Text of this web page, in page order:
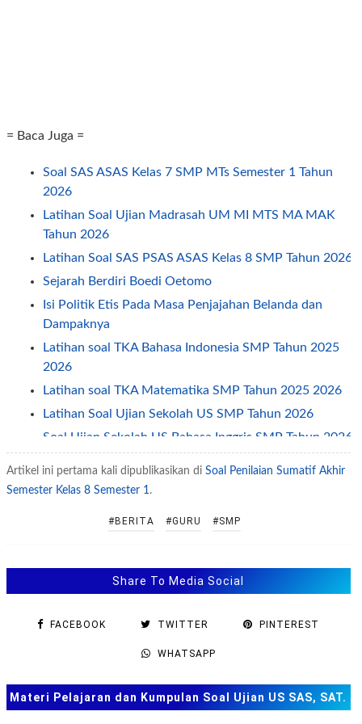
= Baca Juga =
Soal SAS ASAS Kelas 7 SMP MTs Semester 1 Tahun
2026
Latihan Soal Ujian Madrasah UM MI MTS MA MAK
Tahun 2026
Latihan Soal SAS PSAS ASAS Kelas 8 SMP Tahun 2026
Sejarah Berdiri Boedi Oetomo
Isi Politik Etis Pada Masa Penjajahan Belanda dan
Dampaknya
Latihan soal TKA Bahasa Indonesia SMP Tahun 2025
2026
Latihan soal TKA Matematika SMP Tahun 2025 2026
Latihan Soal Ujian Sekolah US SMP Tahun 2026
Soal Ujian Sekolah US Bahasa Inggris SMP Tahun 2026
Soal Sumatif Tengah Semester STS PTS Semester 1
Latihan Soal US USP SMP tahun 2026
Latihan Soal OSN SMP Tahun 2025 2026
Soal Penilaian Sumatif Akhir Tahun SMP MTS Kelas 8
Tahun 2025
Soal Penilaian Sumatif Akhir Tahun SMP MTS Kelas 8
Tahun 2024
Artikel ini pertama kali dipublikasikan di Soal Penilaian Sumatif Akhir
Semester Kelas 8 Semester 1.
#BERITA #GURU #SMP
Share To Media Social
FACEBOOK TWITTER PINTEREST
WHATSAPP
Materi Pelajaran dan Kumpulan Soal Ujian US SAS, SAT.